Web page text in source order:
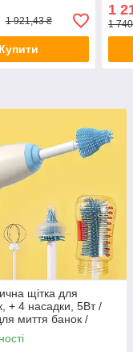
овочів /
сушка для
1 921,43 ₴
Купити
1
1
щітка для
+ 4 насадки, 5Вт /
миття банок /
щітка для